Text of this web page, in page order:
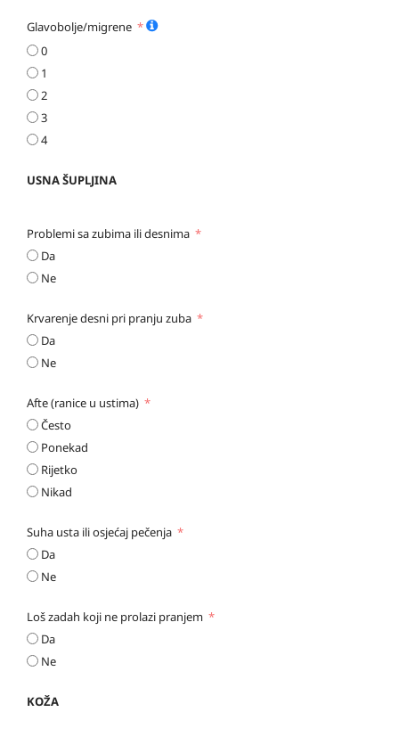
Glavobolje/migrene
0
1
2
3
4
USNA ŠUPLJINA
Problemi sa zubima ili desnima
Da
Ne
Krvarenje desni pri pranju zuba
Da
Ne
Afte (ranice u ustima)
Često
Ponekad
Rijetko
Nikad
Suha usta ili osjećaj pečenja
Da
Ne
Loš zadah koji ne prolazi pranjem
Da
Ne
KOŽA